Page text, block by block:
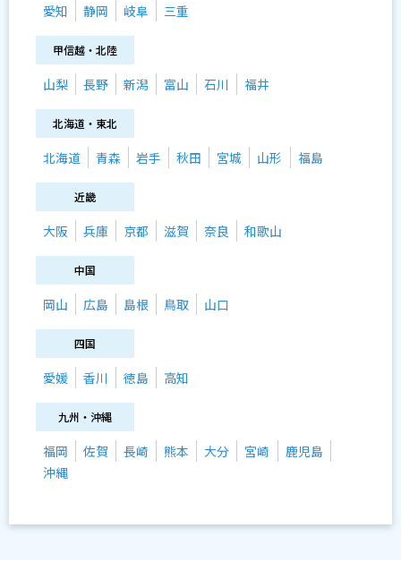
愛知 静岡 岐阜 三重
甲信越・北陸
山梨 長野 新潟 富山 石川 福井
北海道・東北
北海道 青森 岩手 秋田 宮城 山形 福島
近畿
大阪 兵庫 京都 滋賀 奈良 和歌山
中国
岡山 広島 島根 鳥取 山口
四国
愛媛 香川 徳島 高知
九州・沖縄
福岡 佐賀 長崎 熊本 大分 宮崎
鹿児島
沖縄